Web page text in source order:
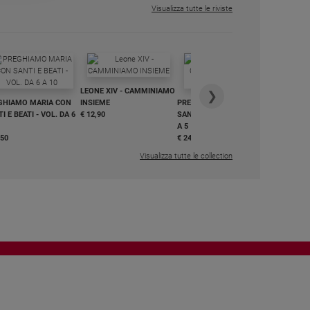
Visualizza tutte le riviste
MARIA CON
E BEATI - VOL. DA 6
LEONE XIV - CAMMINIAMO
INSIEME
€ 12,90
PREGHIAMO MARIA CON
SANTI E BEATI - VOL. DA 1
A 5
€ 24,50
❯
Visualizza tutte le collection